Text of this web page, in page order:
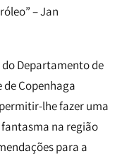
– Jan
Departamento de
Copenhaga
lhe fazer uma
na região
para a